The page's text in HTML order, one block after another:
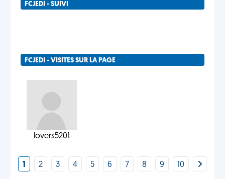
FCJEDI - SUIVI
FCJEDI - VISITES SUR LA PAGE
lovers5201
1 2 3 4 5 6 7 8 9 10